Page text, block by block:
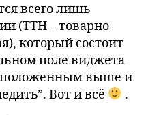
всего лишь
(ТТН – товарно-
который состоит
поле виджета
выше и
Вот и всё
.